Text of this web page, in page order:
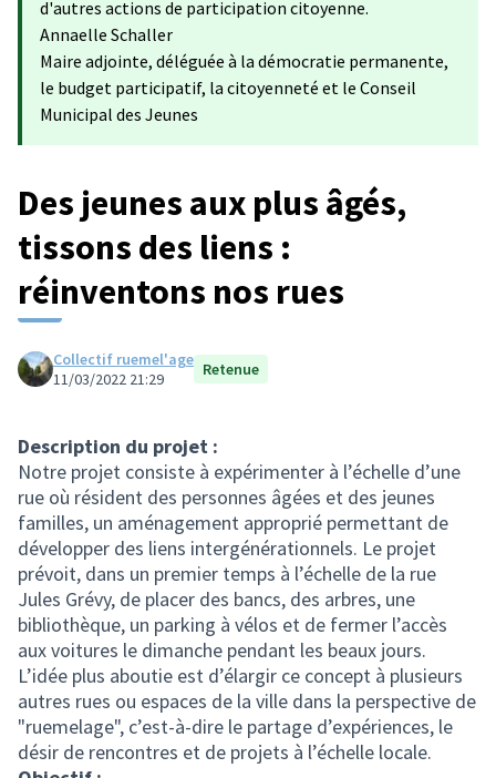
d'autres actions de participation citoyenne.
Annaelle Schaller
Maire adjointe, déléguée à la démocratie permanente,
le budget participatif, la citoyenneté et le Conseil
Municipal des Jeunes
Des jeunes aux plus âgés,
tissons des liens :
réinventons nos rues
Collectif ruemel'age
11/03/2022 21:29
Retenue
Description du projet :
Notre projet consiste à expérimenter à l’échelle d’une
rue où résident des personnes âgées et des jeunes
familles, un aménagement approprié permettant de
développer des liens intergénérationnels. Le projet
prévoit, dans un premier temps à l’échelle de la rue
Jules Grévy, de placer des bancs, des arbres, une
bibliothèque, un parking à vélos et de fermer l’accès
aux voitures le dimanche pendant les beaux jours.
L’idée plus aboutie est d’élargir ce concept à plusieurs
autres rues ou espaces de la ville dans la perspective de
"ruemelage", c’est-à-dire le partage d’expériences, le
désir de rencontres et de projets à l’échelle locale.